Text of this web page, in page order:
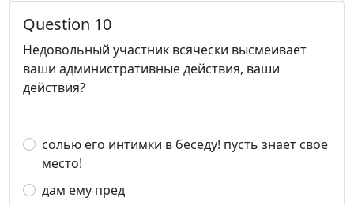
Question 10
Недовольный участник всячески высмеивает
ваши административные действия, ваши
действия?
солью его интимки в беседу! пусть знает свое
место!
дам ему пред